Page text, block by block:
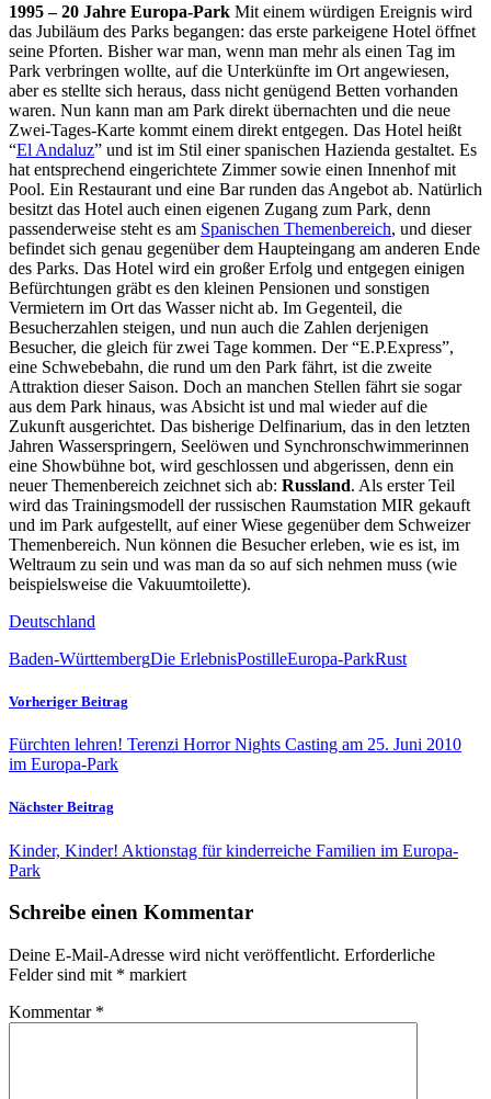
1995 – 20 Jahre Europa-Park Mit einem würdigen Ereignis wird
das Jubiläum des Parks begangen: das erste parkeigene Hotel öffnet
seine Pforten. Bisher war man, wenn man mehr als einen Tag im
Park verbringen wollte, auf die Unterkünfte im Ort angewiesen,
aber es stellte sich heraus, dass nicht genügend Betten vorhanden
waren. Nun kann man am Park direkt übernachten und die neue
Zwei-Tages-Karte kommt einem direkt entgegen. Das Hotel heißt
“El Andaluz” und ist im Stil einer spanischen Hazienda gestaltet. Es
hat entsprechend eingerichtete Zimmer sowie einen Innenhof mit
Pool. Ein Restaurant und eine Bar runden das Angebot ab. Natürlich
besitzt das Hotel auch einen eigenen Zugang zum Park, denn
passenderweise steht es am Spanischen Themenbereich, und dieser
befindet sich genau gegenüber dem Haupteingang am anderen Ende
des Parks. Das Hotel wird ein großer Erfolg und entgegen einigen
Befürchtungen gräbt es den kleinen Pensionen und sonstigen
Vermietern im Ort das Wasser nicht ab. Im Gegenteil, die
Besucherzahlen steigen, und nun auch die Zahlen derjenigen
Besucher, die gleich für zwei Tage kommen. Der “E.P.Express”,
eine Schwebebahn, die rund um den Park fährt, ist die zweite
Attraktion dieser Saison. Doch an manchen Stellen fährt sie sogar
aus dem Park hinaus, was Absicht ist und mal wieder auf die
Zukunft ausgerichtet. Das bisherige Delfinarium, das in den letzten
Jahren Wasserspringern, Seelöwen und Synchronschwimmerinnen
eine Showbühne bot, wird geschlossen und abgerissen, denn ein
neuer Themenbereich zeichnet sich ab: Russland. Als erster Teil
wird das Trainingsmodell der russischen Raumstation MIR gekauft
und im Park aufgestellt, auf einer Wiese gegenüber dem Schweizer
Themenbereich. Nun können die Besucher erleben, wie es ist, im
Weltraum zu sein und was man da so auf sich nehmen muss (wie
beispielsweise die Vakuumtoilette).
Deutschland
Baden-WürttembergDie ErlebnisPostilleEuropa-ParkRust
Vorheriger Beitrag
Fürchten lehren! Terenzi Horror Nights Casting am 25. Juni 2010
im Europa-Park
Nächster Beitrag
Kinder, Kinder! Aktionstag für kinderreiche Familien im Europa-
Park
Schreibe einen Kommentar
Deine E-Mail-Adresse wird nicht veröffentlicht. Erforderliche
Felder sind mit * markiert
Kommentar *